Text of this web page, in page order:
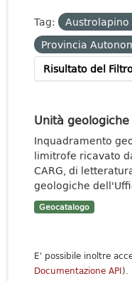
Tag: Austrolapino
Provincia
Risultato del
Unità
Inquadramento
limitrofe ricavato
CARG, di
geologiche
Geocatalogo
E' possibile inoltre
Documentazione API).